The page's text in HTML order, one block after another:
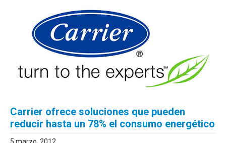
Carrier ofrece soluciones que pueden
reducir hasta un 78% el consumo energético